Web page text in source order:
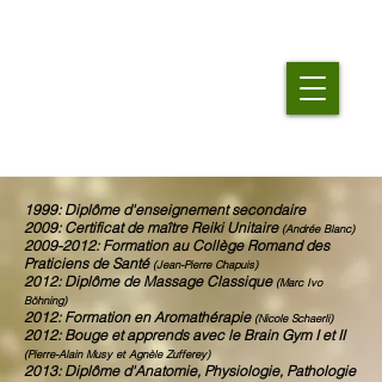
1999: Diplôme d'enseignement secondaire
2009: Certificat de maître Reiki Unitaire (Andrée Blanc)
2009-2012: Formation au Collège Romand des
Praticiens de Santé (Jean-Pierre Chapuis)
2012: Diplôme de Massage Classique (Marc Ivo
Böhning)
2012: Formation en Aromathérapie (Nicole Schaerli)
2012: Bouge et apprends avec le Brain Gym I et II
(Pierre-Alain Musy et Agnèle Zufferey)
2013: Diplôme d'Anatomie, Physiologie, Pathologie